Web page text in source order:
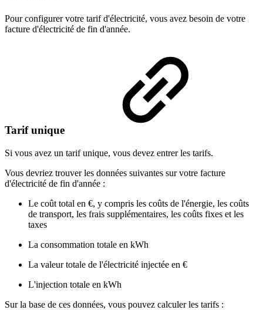
Pour configurer votre tarif d'électricité, vous avez besoin de votre
facture d'électricité de fin d'année.
Tarif unique
Si vous avez un tarif unique, vous devez entrer les tarifs.
Vous devriez trouver les données suivantes sur votre facture
d'électricité de fin d'année :
Le coût total en €, y compris les coûts de l'énergie, les coûts
de transport, les frais supplémentaires, les coûts fixes et les
taxes
La consommation totale en kWh
La valeur totale de l'électricité injectée en €
L'injection totale en kWh
Sur la base de ces données, vous pouvez calculer les tarifs :